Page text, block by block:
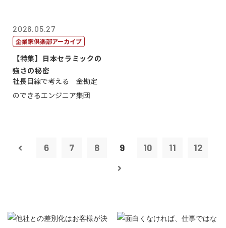
2026.05.27
企業家倶楽部アーカイブ
【特集】日本セラミックの
強さの秘密
社長目線で考える 金勘定
のできるエンジニア集団
6 7 8 9 10 11 12